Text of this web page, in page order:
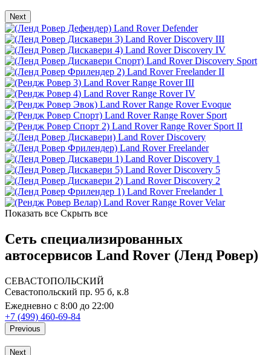
Next
Land Rover Defender
Land Rover Discovery III
Land Rover Discovery IV
Land Rover Discovery Sport
Land Rover Freelander II
Land Rover Range Rover III
Land Rover Range Rover IV
Land Rover Range Rover Evoque
Land Rover Range Rover Sport
Land Rover Range Rover Sport II
Land Rover Discovery
Land Rover Freelander
Land Rover Discovery 1
Land Rover Discovery 5
Land Rover Discovery 2
Land Rover Freelander 1
Land Rover Range Rover Velar
Показать все Скрыть все
Сеть специализированных
автосервисов Land Rover (Ленд Ровер)
СЕВАСТОПОЛЬСКИЙ
Севастопольский пр. 95 б, к.8
Ежедневно с 8:00 до 22:00
+7 (499) 460-69-84
Previous
Next